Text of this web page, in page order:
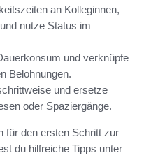
an Kolleginnen,
nutze Status im
und verknüpfe
Belohnungen.
und ersetze
oder Spaziergänge.
für den ersten Schritt zur
du hilfreiche Tipps unter